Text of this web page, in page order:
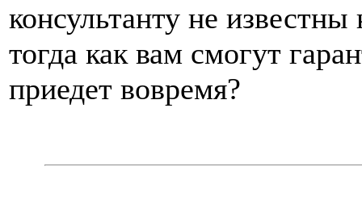
консультанту не
тогда как вам смогут
приедет вовремя?